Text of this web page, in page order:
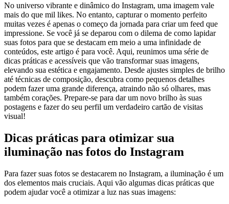
No universo vibrante ⁤e ⁤dinâmico ‌do Instagram,⁣ uma imagem vale​
mais do que mil likes. No entanto, ‍capturar o momento perfeito
muitas ‌vezes ⁣é apenas o começo ⁤da jornada ‌para criar um feed que
impressione. Se você já se ‌deparou com o dilema ​de como lapidar
suas fotos para que‌ se destacam ⁢em meio a uma ​infinidade de
conteúdos, este artigo é para você. Aqui, reunimos uma série de
dicas práticas⁣ e acessíveis que ⁣vão transformar ‍suas imagens,
elevando sua estética e engajamento. Desde ‌ajustes simples de brilho
até técnicas ‌de composição, descubra como pequenos detalhes
podem fazer uma grande diferença, ⁤atraindo não só olhares, mas
também corações. Prepare-se para ‌dar ⁢um novo brilho às ⁤suas
postagens e fazer do seu perfil um verdadeiro ​cartão de ⁢visitas
visual!
Dicas práticas⁤ para otimizar sua
iluminação nas ⁣fotos do Instagram
Para fazer⁢ suas fotos se destacarem no Instagram, a⁣ iluminação é um⁣
dos elementos mais cruciais. Aqui vão algumas dicas práticas que
‍podem ajudar ⁣você a‍ otimizar a luz​ nas suas imagens: